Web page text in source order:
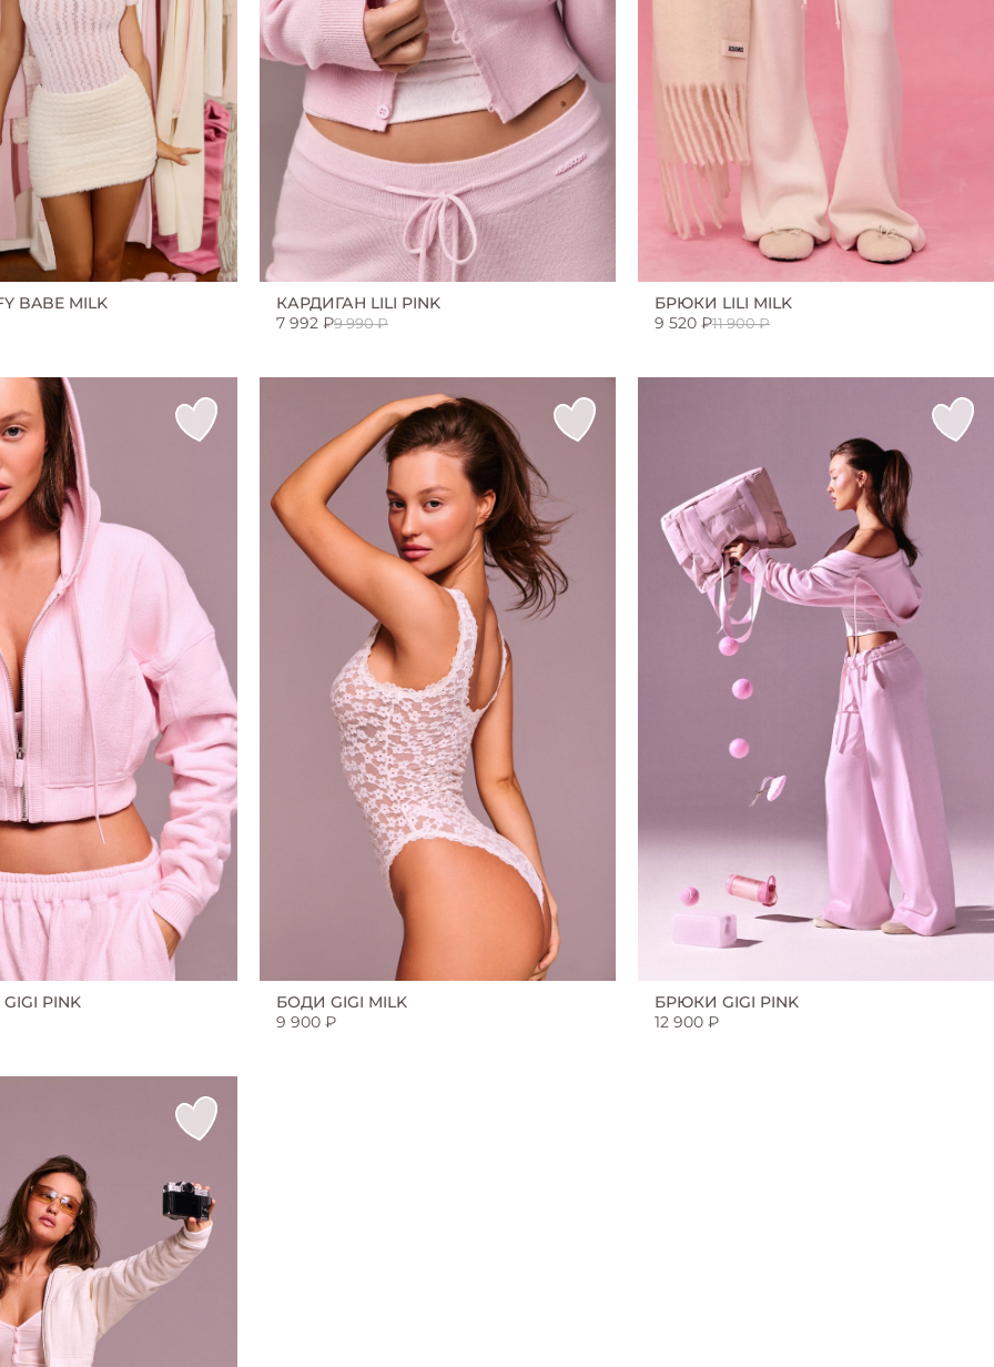
BABE MILK
КАРДИГАН LILI PINK
7 992 ₽9 990 ₽
БРЮКИ LILI MILK
9 520 ₽11 900 ₽
PINK
БОДИ GIGI MILK
9 900 ₽
БРЮКИ GIGI PINK
12 900 ₽